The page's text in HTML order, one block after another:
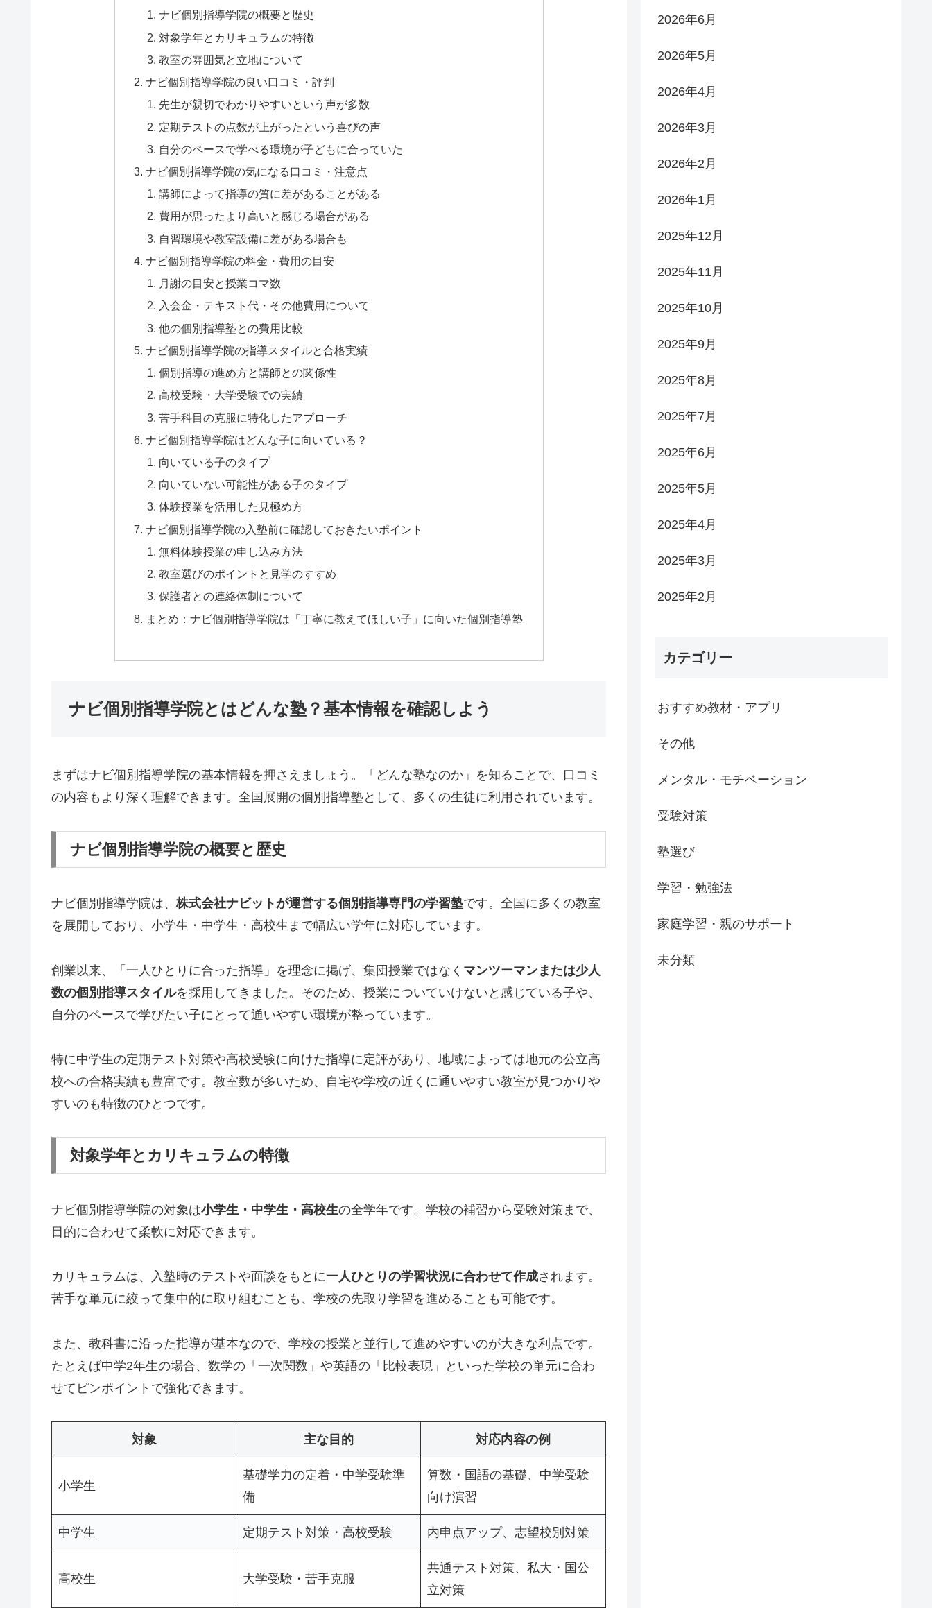
ナビ個別指導学院の概要と歴史
対象学年とカリキュラムの特徴
教室の雰囲気と立地について
ナビ個別指導学院の良い口コミ・評判
先生が親切でわかりやすいという声が多数
定期テストの点数が上がったという喜びの声
自分のペースで学べる環境が子どもに合っていた
ナビ個別指導学院の気になる口コミ・注意点
講師によって指導の質に差があることがある
費用が思ったより高いと感じる場合がある
自習環境や教室設備に差がある場合も
ナビ個別指導学院の料金・費用の目安
月謝の目安と授業コマ数
入会金・テキスト代・その他費用について
他の個別指導塾との費用比較
ナビ個別指導学院の指導スタイルと合格実績
個別指導の進め方と講師との関係性
高校受験・大学受験での実績
苦手科目の克服に特化したアプローチ
ナビ個別指導学院はどんな子に向いている？
向いている子のタイプ
向いていない可能性がある子のタイプ
体験授業を活用した見極め方
ナビ個別指導学院の入塾前に確認しておきたいポイント
無料体験授業の申し込み方法
教室選びのポイントと見学のすすめ
保護者との連絡体制について
まとめ：ナビ個別指導学院は「丁寧に教えてほしい子」に向いた個別指導塾
ナビ個別指導学院とはどんな塾？基本情報を確認しよう
まずはナビ個別指導学院の基本情報を押さえましょう。「どんな塾なのか」を知ることで、口コミ
の内容もより深く理解できます。全国展開の個別指導塾として、多くの生徒に利用されています。
ナビ個別指導学院の概要と歴史
ナビ個別指導学院は、株式会社ナビットが運営する個別指導専門の学習塾です。全国に多くの教室
を展開しており、小学生・中学生・高校生まで幅広い学年に対応しています。
創業以来、「一人ひとりに合った指導」を理念に掲げ、集団授業ではなく マンツーマンまたは少人
数の個別指導スタイルを採用してきました。そのため、授業についていけないと感じている子や、
自分のペースで学びたい子にとって通いやすい環境が整っています。
特に中学生の定期テスト対策や高校受験に向けた指導に定評があり、地域によっては地元の公立高
校への合格実績も豊富です。教室数が多いため、自宅や学校の近くに通いやすい教室が見つかりや
すいのも特徴のひとつです。
対象学年とカリキュラムの特徴
ナビ個別指導学院の対象は小学生・中学生・高校生の全学年です。学校の補習から受験対策まで、
目的に合わせて柔軟に対応できます。
カリキュラムは、入塾時のテストや面談をもとに一人ひとりの学習状況に合わせて作成されます。
苦手な単元に絞って集中的に取り組むことも、学校の先取り学習を進めることも可能です。
また、教科書に沿った指導が基本なので、学校の授業と並行して進めやすいのが大きな利点です。
たとえば中学2年生の場合、数学の「一次関数」や英語の「比較表現」といった学校の単元に合わ
せてピンポイントで強化できます。
対象 主な目的 対応内容の例
小学生
基礎学力の定着・中学受験準
備
算数・国語の基礎、中学受験
向け演習
中学生 定期テスト対策・高校受験 内申点アップ、志望校別対策
高校生 大学受験・苦手克服
共通テスト対策、私大・国公
立対策
2026年6月
2026年5月
2026年4月
2026年3月
2026年2月
2026年1月
2025年12月
2025年11月
2025年10月
2025年9月
2025年8月
2025年7月
2025年6月
2025年5月
2025年4月
2025年3月
2025年2月
カテゴリー
おすすめ教材・アプリ
その他
メンタル・モチベーション
受験対策
塾選び
学習・勉強法
家庭学習・親のサポート
未分類